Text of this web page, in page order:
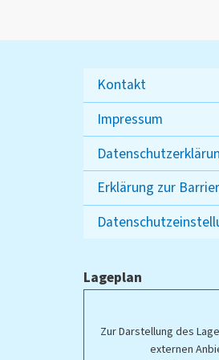
Kontakt
Impressum
Erklärung zur
Lageplan
Zur Darstellung des
externen